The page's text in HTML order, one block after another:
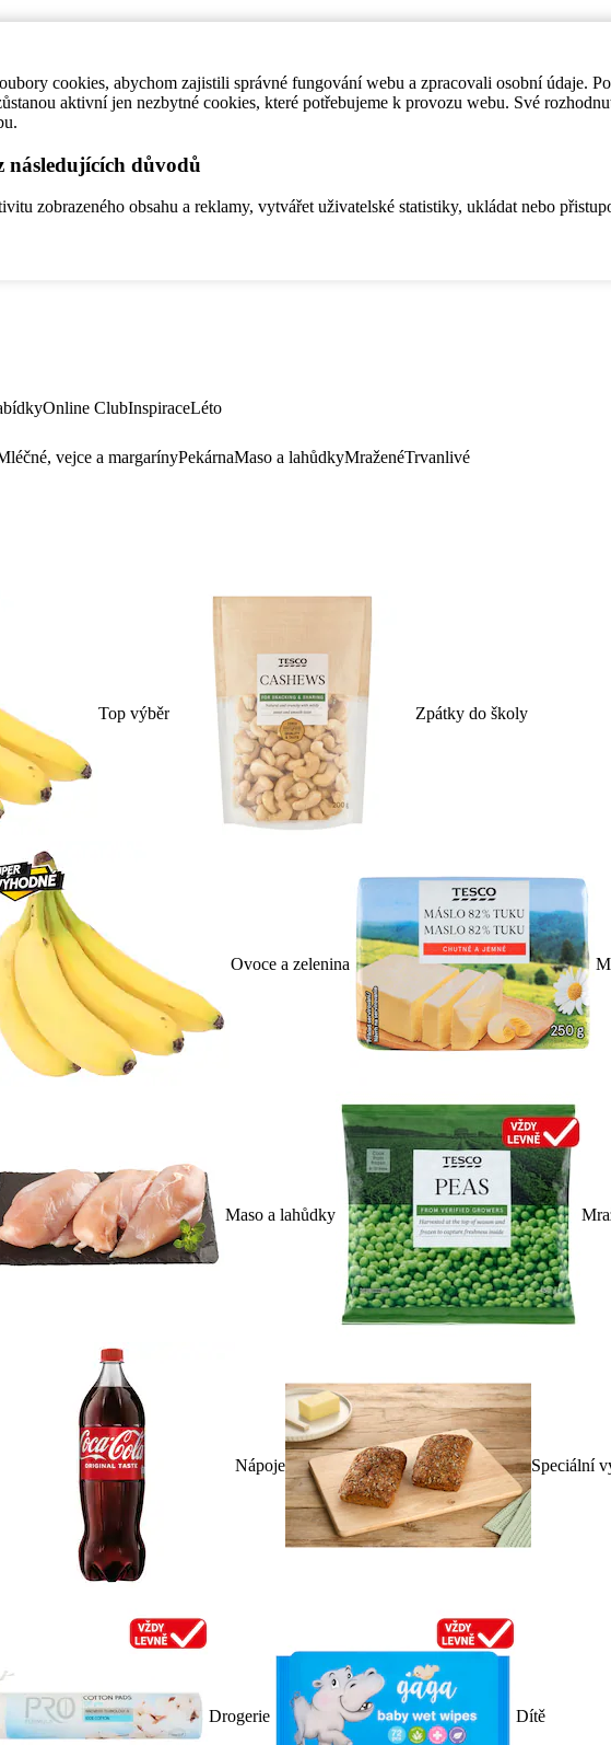
cookies, abychom zajistili správné fungování webu a zpracovali osobní údaje.
aktivní jen nezbytné cookies, které potřebujeme k provozu webu. Své
následujících důvodů
zobrazeného obsahu a reklamy, vytvářet uživatelské statistiky, ukládat nebo
Online ClubInspiraceLéto
vejce a margarínyPekárnaMaso a lahůdkyMraženéTrvanlivé
Top výběr Zpátky do školy
Ovoce a zelenina
Maso a lahůdky
Nápoje Speciální
Drogerie Dítě